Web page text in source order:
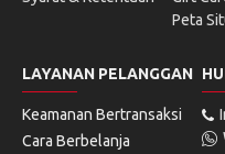
Peta
LAYANAN PELANGGAN
Keamanan Bertransaksi
Cara Berbelanja